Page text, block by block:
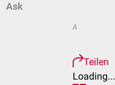
Ask
A
Teilen
Loading...